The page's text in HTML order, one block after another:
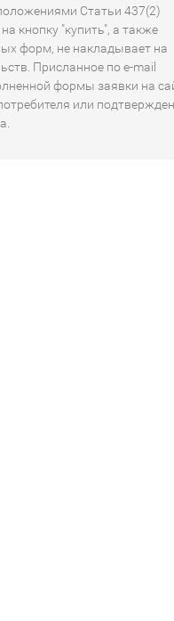
Статьи 437(2)
кнопку "купить", а также
форм, не накладывает на
Присланное по e-mail
формы заявки на
или